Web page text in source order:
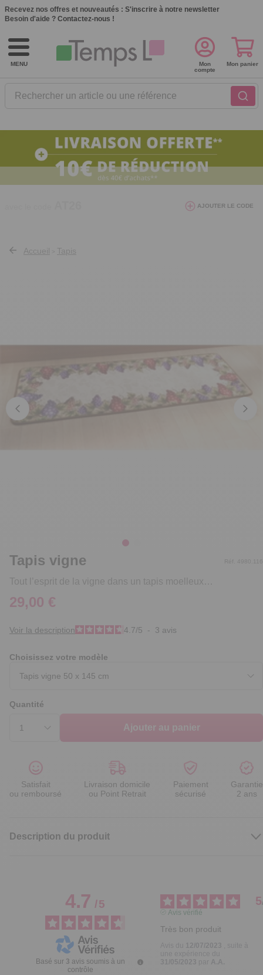
Recevez nos offres et nouveautés : S'inscrire à notre newsletter
Besoin d'aide ? Contactez-nous !
MENU
Rechercher un article ou une référence
Mon
compte
Mon panier
avec le code AT26
AJOUTER LE CODE
Accueil Tapis
Tapis vigne
Tout l’esprit de la vigne dans un tapis moelleux…
Réf. 4980.116
29,00 €
Voir la description 4.7/5 - 3 avis
Choisissez votre modèle
Quantité
Ajouter au panier
Satisfait
ou remboursé
Livraison domicile
ou Point Retrait
Paiement
sécurisé
Garantie
2 ans
Description du produit
4.7/5
Basé sur 3 avis soumis à un
contrôle
5
Avis vérifié
Très bon produit
31/05/2023
A.A.